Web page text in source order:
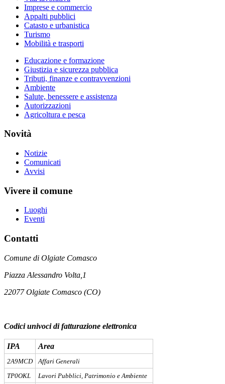
Imprese e commercio
Appalti pubblici
Catasto e urbanistica
Turismo
Mobilità e trasporti
Educazione e formazione
Giustizia e sicurezza pubblica
Tributi, finanze e contravvenzioni
Ambiente
Salute, benessere e assistenza
Autorizzazioni
Agricoltura e pesca
Novità
Notizie
Comunicati
Avvisi
Vivere il comune
Luoghi
Eventi
Contatti
Comune di Olgiate Comasco
Piazza Alessandro Volta,1
22077 Olgiate Comasco (CO)
Codici univoci di fatturazione elettronica
IPA Area
2A9MCD
Affari Generali
TP0OKL
Lavori Pubblici, Patrimonio e Ambiente